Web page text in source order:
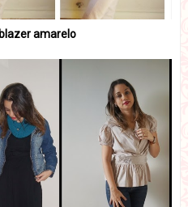
amarelo